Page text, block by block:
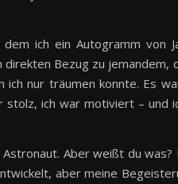
ich ein Autogramm von
direkten Bezug zu
nur träumen konnte. Es
stolz, ich war motiviert – und
Aber weißt du
aber meine